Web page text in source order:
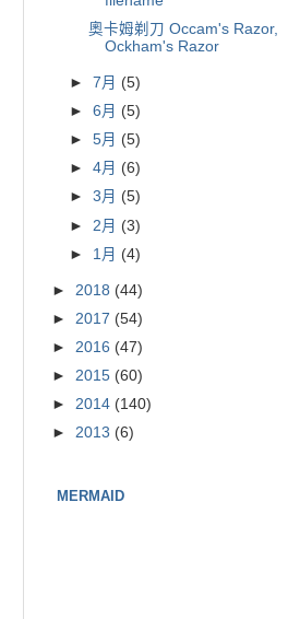
奧卡姆剃刀 Occam's Razor,
Ockham's Razor
►7月 (5)
►6月 (5)
►5月 (5)
►4月 (6)
►3月 (5)
► 2月 (3)
► 1月 (4)
► 2018 (44)
► 2017 (54)
► 2016 (47)
► 2015 (60)
► 2014 (140)
► 2013 (6)
MERMAID